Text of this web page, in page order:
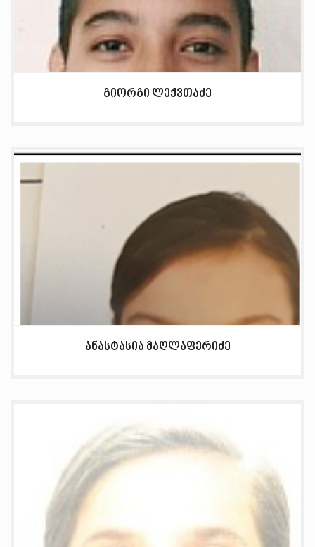
გიორგი ლექვთაძე
ანასტასია მაღლაფერიძე